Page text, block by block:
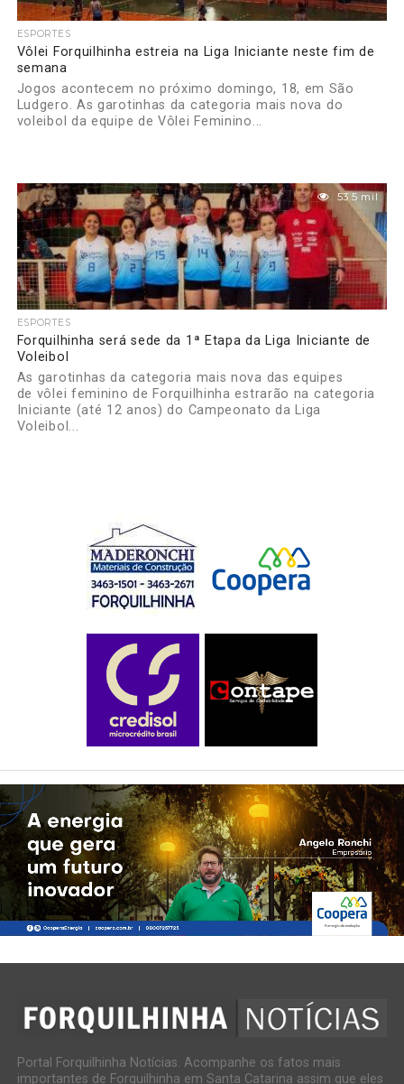
ESPORTES
Vôlei Forquilhinha estreia na Liga Iniciante neste fim de
semana
Jogos acontecem no próximo domingo, 18, em São
Ludgero. As garotinhas da categoria mais nova do
voleibol da equipe de Vôlei Feminino...
53.5 mil
ESPORTES
Forquilhinha será sede da 1ª Etapa da Liga Iniciante de
Voleibol
As garotinhas da categoria mais nova das equipes
de vôlei feminino de Forquilhinha estrarão na categoria
Iniciante (até 12 anos) do Campeonato da Liga
Voleibol...
Portal Forquilhinha Notícias. Acompanhe os fatos mais
importantes de Forquilhinha em Santa Catarina assim que eles